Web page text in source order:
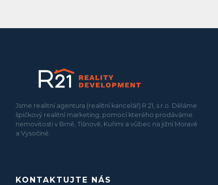
Jsme realitní agentura (realitní kancelář) R 21, s.r.o. Děláme
špičkový realitní marketing, pomocí kterého prodáváme
nemovitosti v Brně, Tišnově, Kuřimi a vůbec na jižní Moravě
a Vysočině.
KONTAKTUJTE NÁS